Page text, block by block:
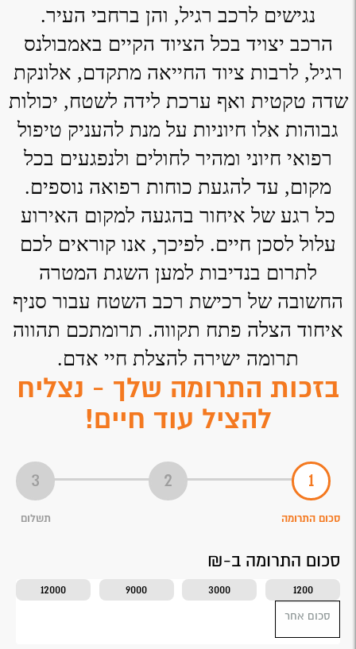
נגישים לרכב רגיל, והן ברחבי העיר.
הרכב יצויד בכל הציוד הקיים באמבולנס
רגיל, לרבות ציוד החייאה מתקדם, אלונקת
שדה טקטית ואף ערכת לידה לשטח, יכולות
גבוהות אלו חיוניות על מנת להעניק טיפול
רפואי חיוני ומהיר לחולים ולנפגעים בכל
מקום, עד להגעת כוחות רפואה נוספים.
כל רגע של איחור בהגעה למקום האירוע
עלול לסכן חיים. לפיכך, אנו קוראים לכם
לתרום בנדיבות למען השגת המטרה
החשובה של רכישת רכב השטח עבור סניף
איחוד הצלה פתח תקווה. תרומתכם תהווה
תרומה ישירה להצלת חיי אדם.
בזכות התרומה שלך - נצליח
להציל עוד חיים!
סכום התרומה תשלום
סכום התרומה ב-₪
1200
3000
9000
12000